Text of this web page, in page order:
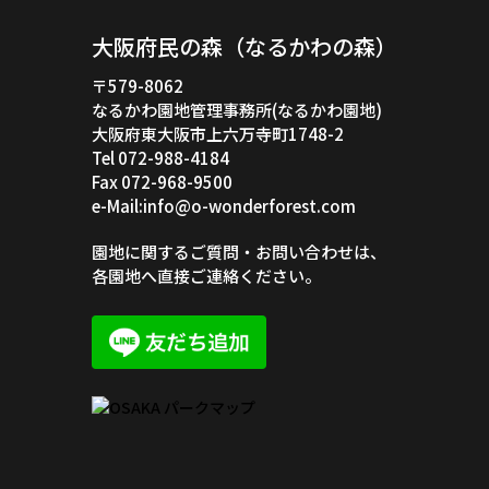
大阪府民の森（なるかわの森）
〒579-8062
なるかわ園地管理事務所(なるかわ園地)
大阪府東大阪市上六万寺町1748-2
Tel 072-988-4184
Fax 072-968-9500
e-Mail:info@o-wonderforest.com
園地に関するご質問・お問い合わせは、
各園地へ直接ご連絡ください。